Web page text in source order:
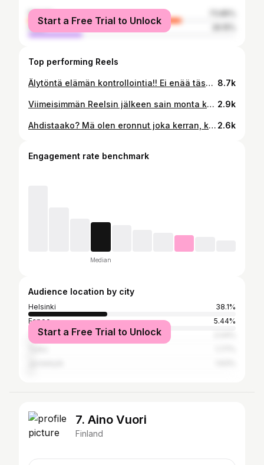
female
male
Start a Free Trial to Unlock
Top performing Reels
Älytöntä elämän kontrollointia!! Ei enää tässä iässä! Nautitaan elämästä! 🙌🏻 #elämä #motivaatio #elämäntaito #hyvinvointi #hyväelämä 8.7k
Viimeisimmän Reelsin jälkeen sain monta kysymystä käsivarsista 😃. ”Miten sä pidät huolta sun käsivarsista, että ne pysyy timmissä kunnossa, eikä roiku? Noh yksinkertaisesti 3 kertaa viikossa treenaamalla vähintään. Tähän settiin menee ainoastaan 20 minuuttia ja kädet voi tehdä vaikka telkkaria katsoessa, jos ei ole muuhun aikaa. Pystypunnerrus edestä, koska varon herkästi kipeytyviä olkaniveliä. Teen nykyään lyhyempiä treenejä muutenkin. Treenaan lihaksia noin 35-45min, jonka jälkeen joko kävelen 60min, ylämäkikävelen juoksumatolla 30min tai kuntopyöräilen 30min. Nivelkivut on hellittäneet, kun ei tee liikaa. Toinen treeni on toki dynaaminen jooga, jossa tehdään paljon punnerruksia ja käsitasapainoilua. #hyvinvointi #elämä #treeni #vaihdevuodet 2.9k
Ahdistaako? Mä olen eronnut joka kerran, kun on ollut hapanta tai tyypistä on kuoriutunut joku ääliö. En ole jäänyt haaskaamaan aikaani. Eroa. Oikeasti. Elämä muuttuu, kun sä et haaskaa sun kaikkea energiaa jatkuvaan kärvistelyyn. Se vie sulta voimat. Ja liika päässä pyörittely vie oikeasti aikaa, kun sen ajan vois käyttää jotenkin fiksummin. Vaihda rikkaaseen itsenäiseen elämään. Deittaile, mutta vain kevyesti ja nauti vapaudesta. Löydä sitten jossain vaiheessa oma erityisystävä ja pidä vapaus. Ei tarvitse tätäkään jos et halua. Tai rakastu hitaasti ja pidä liekki yllä asumalla itsenäisesti ja tapailemalla harvakseltaan. Sisusta oma koti niin söpösti kuin huvittaa. Tanssi kotona niin paljon kuin haluat oman lempparimusiikin tahtiin. Matkustele. Tutustu uusiin ihmisiin. Treenaa itsesi hyvää kuntoon. Opi syvemmin itsestäsi. Jatkuva kärvistely haaskaa sun aikaa. Tiedän kokemuksesta. Nauti elämästä. Meillä on vain tämä yksi. Joko sä löysit uuden onnellisen elämän eron jälkeen? Laita tämä talteen, jotta saat potkua, kun tulee tarve 🙏🏻❤️ #elämä 2.6k
Engagement rate benchmark
Median
Audience location by city
Helsinki
38.1%
Espoo
5.44%
Tampere
Start a Free Trial to Unlock
7. Aino Vuori
Finland